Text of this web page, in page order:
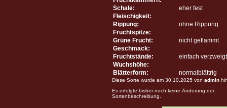
Schale:
eher fest
Fleischigkeit:
Rippung:
ohne Rippung
Fruchtspitze:
Grüne Frucht:
nicht geflammt
Geschmack:
Fruchtstände:
einfach verzweigt
Wuchshöhe:
Blätterform:
normalblättrig
Diese Sorte wurde am 30.10.2025 von admin
Es erfolgte bisher noch keine Änderung der
Sortenbeschreibung.